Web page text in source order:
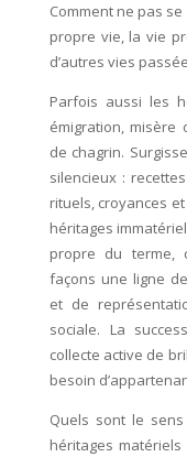
Comment ne pas
propre vie, la vie
d’autres vies
Parfois aussi les
émigration, misère
de chagrin.
silencieux :
rituels, croyances
héritages
propre du terme,
façons une ligne
et de
sociale. La
collecte active de
besoin
Quels sont le
héritages